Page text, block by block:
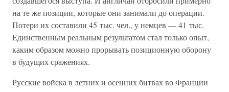
на те же позиции, которые они занимали до операции.
Потери их составили 45 тыс. чел., у немцев — 41 тыс.
Единственным реальным результатом стал только опыт,
каким образом можно прорывать позиционную оборону
в будущих сражениях.
Русские войска в летних и осенних битвах во Франции